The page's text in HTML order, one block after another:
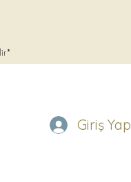
Giriş Yap